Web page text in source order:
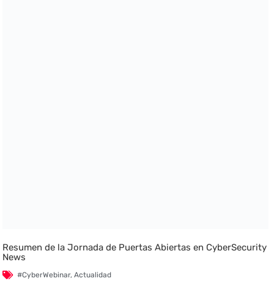
Resumen de la Jornada de Puertas Abiertas en CyberSecurity
News
#CyberWebinar,Actualidad